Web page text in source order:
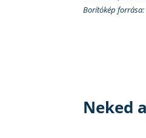
Borítókép
Neked